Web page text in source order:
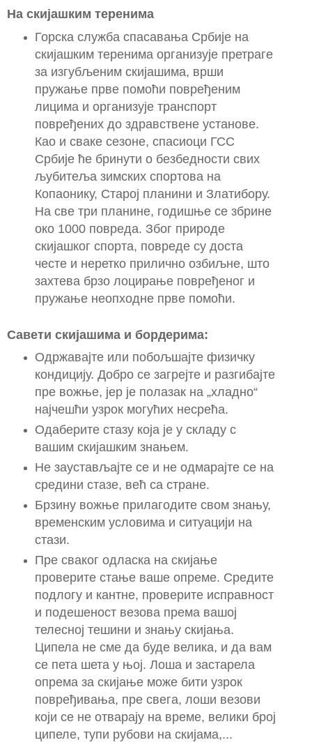
На скијашким теренима
Горска служба спасавања Србије на
скијашким теренима организује претраге
за изгубљеним скијашима, врши
пружање прве помоћи повређеним
лицима и организује транспорт
повређених до здравствене установе.
Као и сваке сезоне, спасиоци ГСС
Србије ће бринути о безбедности свих
љубитеља зимских спортова на
Копаонику, Старој планини и Златибору.
На све три планине, годишње се збрине
око 1000 повреда. Због природе
скијашког спорта, повреде су доста
честе и неретко прилично озбиљне, што
захтева брзо лоцирање повређеног и
пружање неопходне прве помоћи.
Савети скијашима и бордерима:
Одржавајте или побољшајте физичку
кондицију. Добро се загрејте и разгибајте
пре вожње, јер је полазак на „хладно“
најчешћи узрок могућих несрећа.
Одаберите стазу која је у складу с
вашим скијашким знањем.
Не заустављајте се и не одмарајте се на
средини стазе, већ са стране.
Брзину вожње прилагодите свом знању,
временским условима и ситуацији на
стази.
Пре сваког одласка на скијање
проверите стање ваше опреме. Средите
подлогу и кантне, проверите исправност
и подешеност везова према вашој
телесној тешини и знању скијања.
Ципела не сме да буде велика, и да вам
се пета шета у њој. Лоша и застарела
опрема за скијање може бити узрок
повређивања, пре свега, лоши везови
који се не отварају на време, велики број
ципеле, тупи рубови на скијама,...